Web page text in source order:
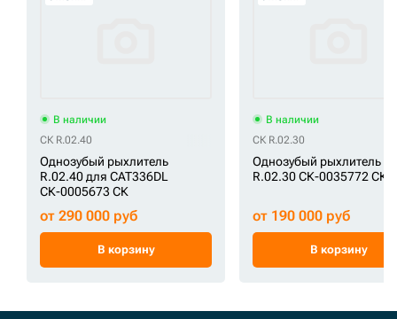
В наличии
СК R.02.40
Однозубый рыхлитель
R.02.40 для CAT336DL
СК-0005673 СК
от 290 000 руб
В корзину
В наличии
СК R.02.30
Однозубый рыхлитель
R.02.30 СК-0035772 СК
от 190 000 руб
В корзину